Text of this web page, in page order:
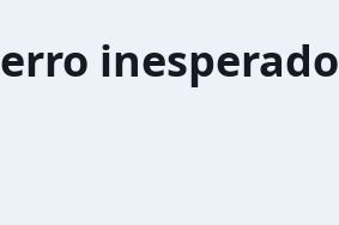
erro inesperado